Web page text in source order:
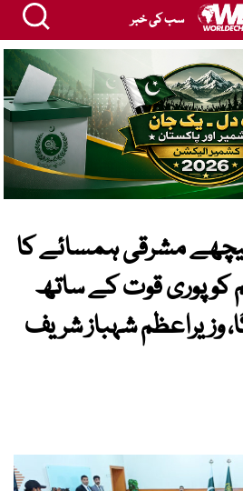
سب کی خبر
مشرقی ہمسائے کا
کو پوری قوت کے ساتھ
وزیراعظم شہباز شریف